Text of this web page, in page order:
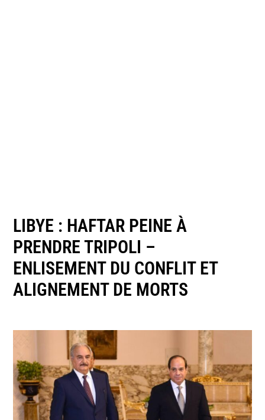
LIBYE : HAFTAR PEINE À
PRENDRE TRIPOLI –
ENLISEMENT DU CONFLIT ET
ALIGNEMENT DE MORTS